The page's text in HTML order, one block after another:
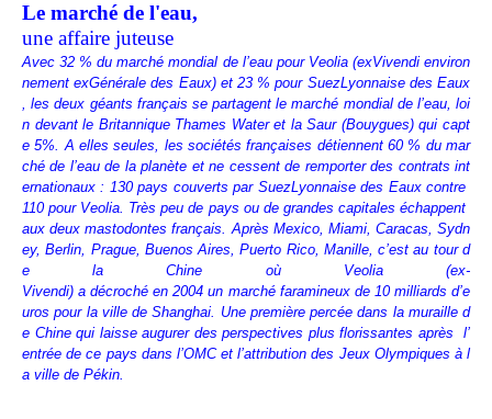
Le marché de l'eau,
une affaire juteuse
Avec 32 % du marché mondial de l’eau pour Veolia (exVivendi environ
nement exGénérale des Eaux) et 23 % pour SuezLyonnaise des Eaux
, les deux géants français se partagent le marché mondial de l’eau, loi
n devant le Britannique Thames Water et la Saur (Bouygues) qui capt
e 5%. A elles seules, les sociétés françaises détiennent 60 % du mar
ché de l’eau de la planète et ne cessent de remporter des contrats int
ernationaux : 130 pays couverts par SuezLyonnaise des Eaux contre
110 pour Veolia. Très peu de pays ou de grandes capitales échappent
aux deux mastodontes français. Après Mexico, Miami, Caracas, Sydn
ey, Berlin, Prague, Buenos Aires, Puerto Rico, Manille, c’est au tour d
e la Chine où Veolia (ex-
Vivendi) a décroché en 2004 un marché faramineux de 10 milliards d’e
uros pour la ville de Shanghai. Une première percée dans la muraille d
e Chine qui laisse augurer des perspectives plus florissantes après l’
entrée de ce pays dans l’OMC et l’attribution des Jeux Olympiques à l
a ville de Pékin.